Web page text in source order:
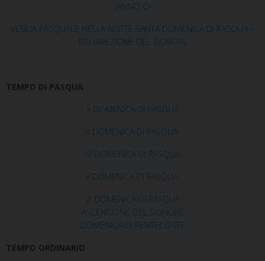
(ANNO C)
VEGLIA PASQUALE NELLA NOTTE SANTA DOMENICA DI PASQUA –
RISURREZIONE DEL SIGNORE
TEMPO DI PASQUA
II DOMENICA DI PASQUA
III DOMENICA DI PASQUA
IV DOMENICA DI PASQUA
V DOMENICA DI PASQUA
VI DOMENICA DI PASQUA
ASCENSIONE DEL SIGNORE
DOMENICA DI PENTECOSTE
TEMPO ORDINARIO